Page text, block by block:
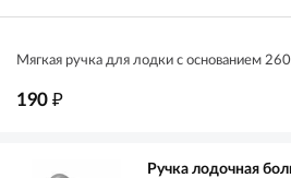
Мягкая ручка для лодки с основанием
190 ₽
Ручка лодочная